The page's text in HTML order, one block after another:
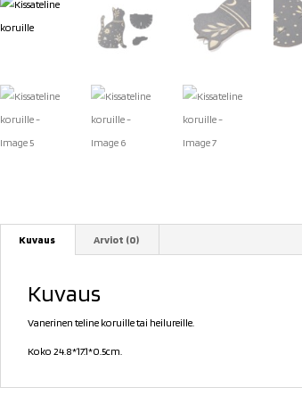
Kuvaus Arviot (0)
Kuvaus
Vanerinen teline koruille tai heilureille.
Koko 24.8*17.1*0.5cm.